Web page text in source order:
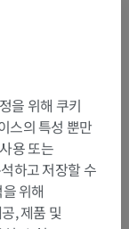
을 위해 쿠키
스의 특성 뿐만
용 또는
하고 저장할 수
위해
, 제품 및